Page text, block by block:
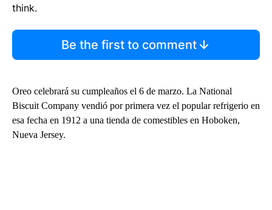
think.
Be the first to comment
Oreo celebrará su cumpleaños el 6 de marzo. La National
Biscuit Company vendió por primera vez el popular refrigerio en
esa fecha en 1912 a una tienda de comestibles en Hoboken,
Nueva Jersey.